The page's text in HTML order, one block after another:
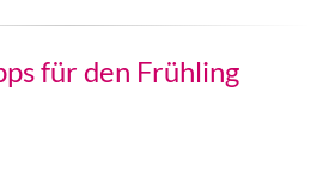
für den Frühling